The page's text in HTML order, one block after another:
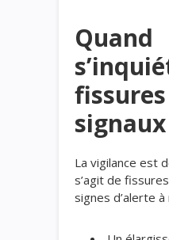
Quand
signaux
La vigilance est
s’agit de
signes d’alerte